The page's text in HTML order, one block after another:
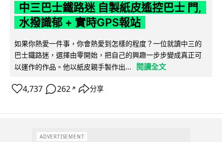
中三巴士鐵路迷 自製紙皮遙控巴士 門,
水撥識郁 + 實時GPS報站
如果你熱愛一件事，你會熱愛到怎樣的程度？一位就讀中三的
巴士鐵路迷，選擇由零開始，把自己的興趣一步步變成真正可
以運作的作品。他以紙皮親手製作出...
閱讀全文
4,737 262 ↗ 分享
ADVERTISEMENT